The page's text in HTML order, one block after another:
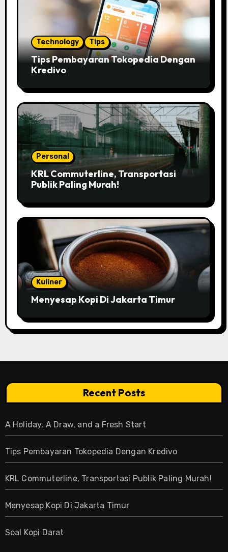
Technology Tips
Tips Pembayaran Tokopedia Dengan
Kredivo
Personal
KRL Commuterline, Transportasi
Publik Paling Murah!
Kuliner
Menyesap Kopi Di Jakarta Timur
Recent Posts
A Holiday, A Draw, and a Fresh Start
Tips Pembayaran Tokopedia Dengan Kredivo
KRL Commuterline, Transportasi Publik Paling Murah!
Menyesap Kopi Di Jakarta Timur
Soal Kopi Darat